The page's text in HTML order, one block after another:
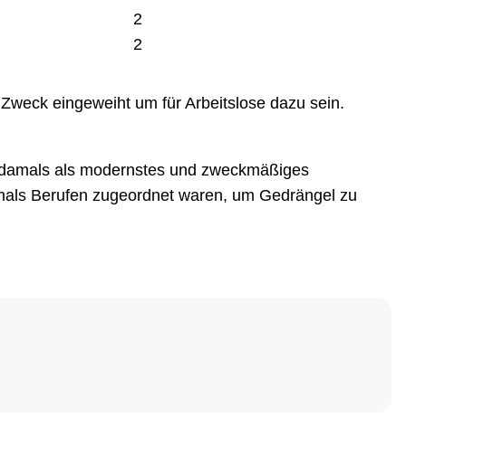
2
2
eingeweiht um für Arbeitslose dazu sein.
als modernstes und zweckmäßiges
Berufen zugeordnet waren, um Gedrängel zu